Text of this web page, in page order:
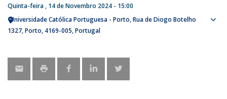
Quinta-feira , 14 de Novembro 2024 - 15:00
Universidade Católica Portuguesa - Porto Rua de Diogo Botelho
1327 Porto 4169-005 Portugal